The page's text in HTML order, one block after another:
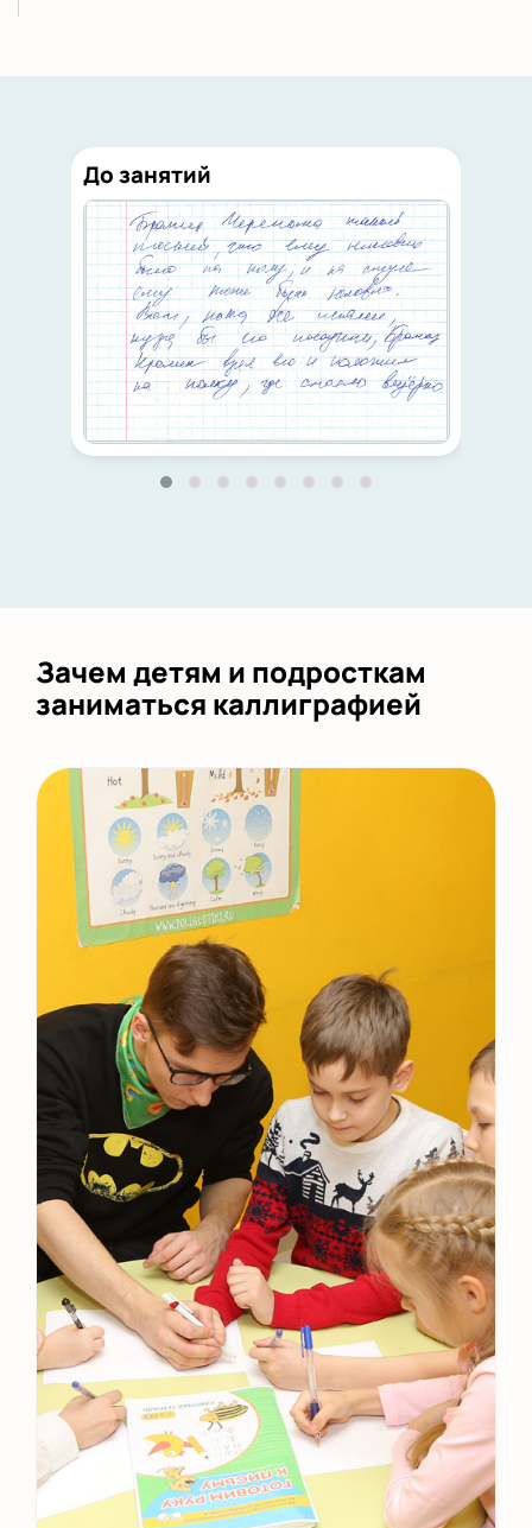
До занятий
Зачем детям и подросткам
заниматься каллиграфией